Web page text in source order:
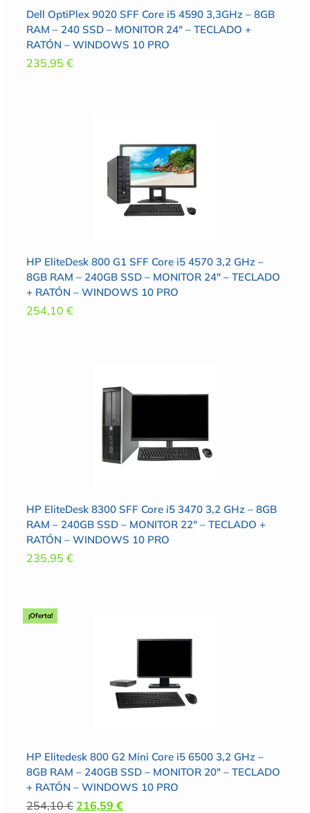
Dell OptiPlex 9020 SFF Core i5 4590 3,3GHz – 8GB
RAM – 240 SSD – MONITOR 24″ – TECLADO +
RATÓN – WINDOWS 10 PRO
235,95 €
HP EliteDesk 800 G1 SFF Core i5 4570 3,2 GHz –
8GB RAM – 240GB SSD – MONITOR 24″ – TECLADO
+ RATÓN – WINDOWS 10 PRO
254,10 €
HP EliteDesk 8300 SFF Core i5 3470 3,2 GHz – 8GB
RAM – 240GB SSD – MONITOR 22″ – TECLADO +
RATÓN – WINDOWS 10 PRO
235,95 €
¡Oferta!
HP Elitedesk 800 G2 Mini Core i5 6500 3,2 GHz –
8GB RAM – 240GB SSD – MONITOR 20″ – TECLADO
+ RATÓN – WINDOWS 10 PRO
254,10€ 216,59 €